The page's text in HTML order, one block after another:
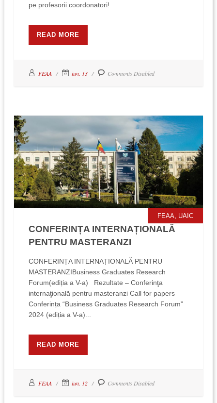
pe profesorii coordonatori!
READ MORE
FEAA iun. 13 Comments Disabled
FEAA UAIC
CONFERINȚA INTERNAȚIONALĂ
PENTRU MASTERANZI
CONFERINȚA INTERNAȚIONALĂ PENTRU
MASTERANZIBusiness Graduates Research
Forum(ediția a V-a) Rezultate – Conferinţa
internaţională pentru masteranzi Call for papers
Conferința “Business Graduates Research Forum”
2024 (ediția a V-a)...
READ MORE
FEAA iun. 12 Comments Disabled